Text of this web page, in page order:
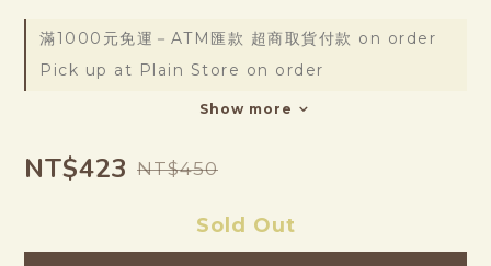
滿1000元免運－ATM匯款 超商取貨付款 on order
Pick up at Plain Store on order
Show more
NT$423 NT$450
Sold Out